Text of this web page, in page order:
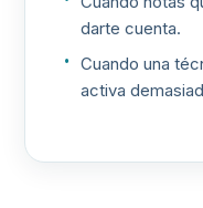
darte cuenta.
Cuando una
activa